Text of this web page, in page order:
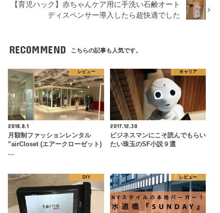
【育児ハック】赤ちゃんケア用に手洗い石鹸オート
ディスペンサー導入したら超快適でした
RECOMMEND こちらの記事も人気です。
レビュー
2018.8.1
月額制ファッションレンタル
”airCloset (エアークローゼット)
…
キャリア
2017.12.30
ビジネスマンにこそ読んでもらい
たい珠玉のSF小説９選
DIY レビュー